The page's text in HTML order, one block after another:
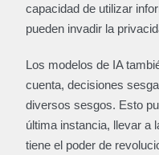
capacidad de utilizar
pueden invadir la
Los modelos de IA
cuenta, decisiones
diversos sesgos. Esto
última instancia, llevar a
tiene el poder de